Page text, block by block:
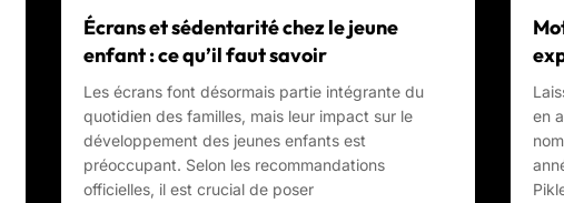
Écrans et sédentarité chez le jeune
enfant : ce qu’il faut savoir
Les écrans font désormais partie intégrante du
quotidien des familles, mais leur impact sur le
développement des jeunes enfants est
préoccupant. Selon les recommandations
officielles, il est crucial de poser
en